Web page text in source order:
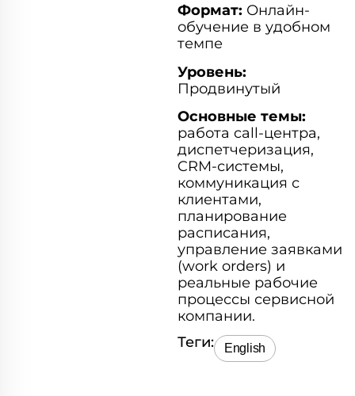
Формат: Онлайн-
обучение в удобном
темпе
Уровень:
Продвинутый
Основные темы:
работа call-центра,
диспетчеризация,
CRM-системы,
коммуникация с
клиентами,
планирование
расписания,
управление заявками
(work orders) и
реальные рабочие
процессы сервисной
компании.
Теги: English